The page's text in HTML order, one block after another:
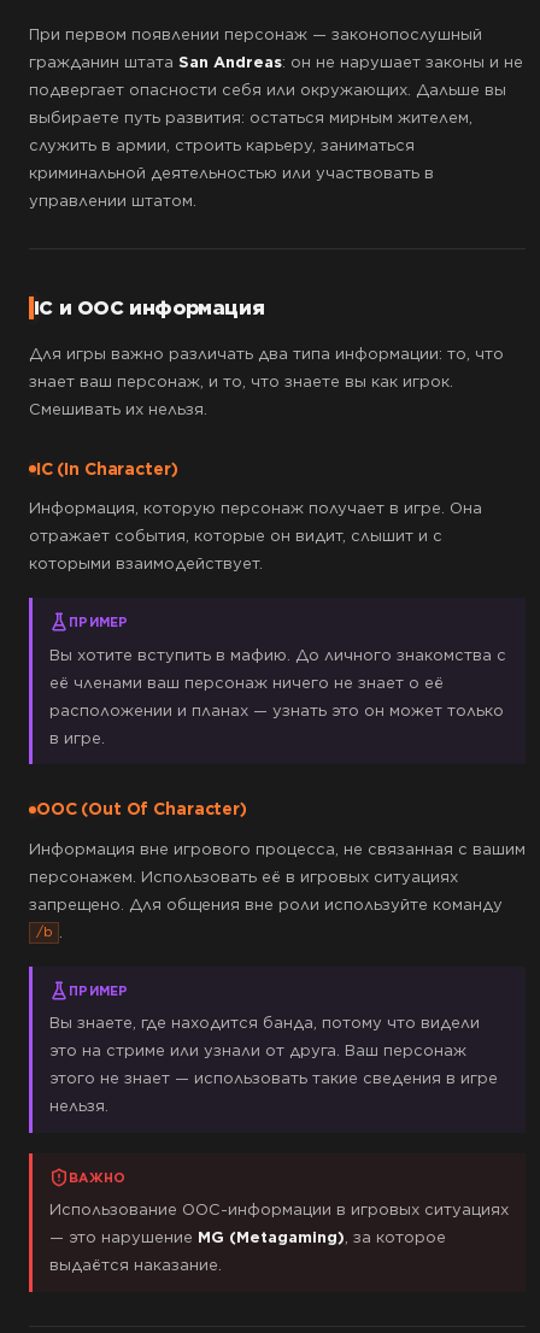
При первом появлении персонаж — законопослушный
гражданин штата San Andreas: он не нарушает законы и не
подвергает опасности себя или окружающих. Дальше вы
выбираете путь развития: остаться мирным жителем,
служить в армии, строить карьеру, заниматься
криминальной деятельностью или участвовать в
управлении штатом.
IC и OOC информация
Для игры важно различать два типа информации: то, что
знает ваш персонаж, и то, что знаете вы как игрок.
Смешивать их нельзя.
IC (In Character)
Информация, которую персонаж получает в игре. Она
отражает события, которые он видит, слышит и с
которыми взаимодействует.
ПРИМЕР
Вы хотите вступить в мафию. До личного знакомства с
её членами ваш персонаж ничего не знает о её
расположении и планах — узнать это он может только
в игре.
OOC (Out Of Character)
Информация вне игрового процесса, не связанная с вашим
персонажем. Использовать её в игровых ситуациях
запрещено. Для общения вне роли используйте команду
/b
ПРИМЕР
Вы знаете, где находится банда, потому что видели
это на стриме или узнали от друга. Ваш персонаж
этого не знает — использовать такие сведения в игре
нельзя.
ВАЖНО
Использование OOC-информации в игровых ситуациях
— это нарушение MG (Metagaming), за которое
выдаётся наказание.